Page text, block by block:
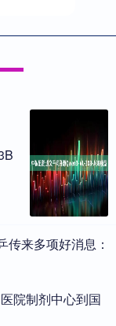
来多项好消息：
院制剂中心到国